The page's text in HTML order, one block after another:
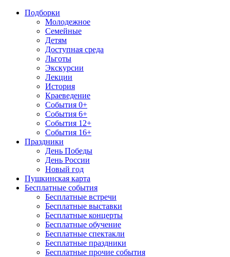
Подборки
Молодежное
Семейные
Детям
Доступная среда
Льготы
Экскурсии
Лекции
История
Краеведение
События 0+
События 6+
События 12+
События 16+
Праздники
День Победы
День России
Новый год
Пушкинская карта
Бесплатные события
Бесплатные встречи
Бесплатные выставки
Бесплатные концерты
Бесплатные обучение
Бесплатные спектакли
Бесплатные праздники
Бесплатные прочие события